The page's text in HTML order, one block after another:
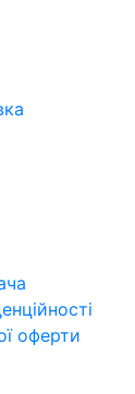
оферти